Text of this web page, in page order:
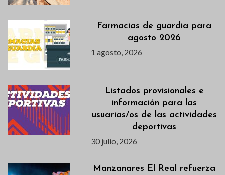
Farmacias de guardia para
agosto 2026
1 agosto, 2026
Listados provisionales e
información para las
usuarias/os de las actividades
deportivas
30 julio, 2026
Manzanares El Real refuerza